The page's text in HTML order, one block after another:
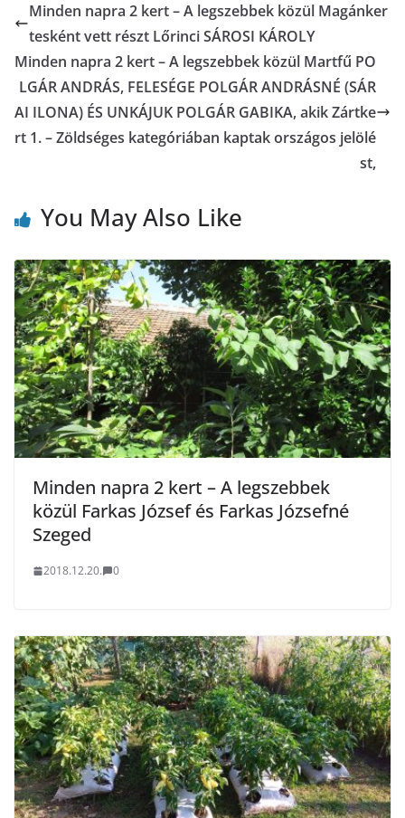
Minden napra 2 kert – A legszebbek közül Magánker
tesként vett részt Lőrinci SÁROSI KÁROLY
Minden napra 2 kert – A legszebbek közül Martfű PO
LGÁR ANDRÁS, FELESÉGE POLGÁR ANDRÁSNÉ (SÁR
AI ILONA) ÉS UNKÁJUK POLGÁR GABIKA, akik Zártke
rt 1. – Zöldséges kategóriában kaptak országos jelölé
st,
You May Also Like
Minden napra 2 kert – A legszebbek
közül Farkas József és Farkas Józsefné
Szeged
2018.12.20. 0